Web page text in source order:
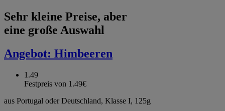
Sehr kleine Preise, aber
eine große Auswahl
Angebot: Himbeeren
1.49
Festpreis von 1.49€
aus Portugal oder Deutschland, Klasse I, 125g